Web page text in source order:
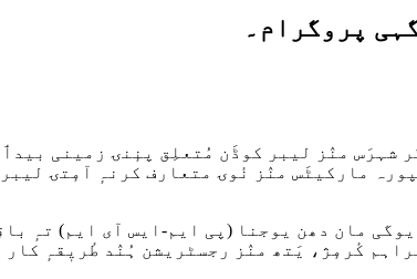
پروگرام۔
منٛز لیبر کوڈَن مُتعلِق پنٕنۍ زمینی
مارکیٹَس منٛز نٔوۍ متعارف کرنہٕ آمٕتۍ
مان دھن یوجنا (پی ایم-ایس آی ایم) تہٕ
کٔرمٕژ، یَتھ منٛز رجسٹریشن ہُنٛد طٔریٖقہٕ کار